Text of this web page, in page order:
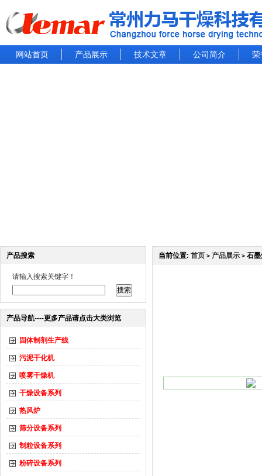
网站首页 产品展示 技术文章 公司简介 荣
产品搜索
请输入搜索关键字！
产品导航----更多产品请点击大类浏览
固体制剂生产线
污泥干化机
喷雾干燥机
干燥设备系列
热风炉
筛分设备系列
制粒设备系列
粉碎设备系列
当前位置: 首页 > 产品展示 > 石